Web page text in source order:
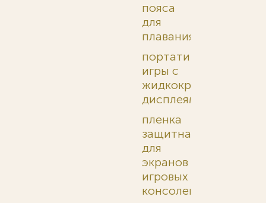
пояса
для
плавания
портативные
игры с
дисплеями
пленка
защитная
для
экранов
игровых
консолей